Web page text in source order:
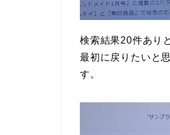
検索結果20件あり
最初に戻りたいと
す。